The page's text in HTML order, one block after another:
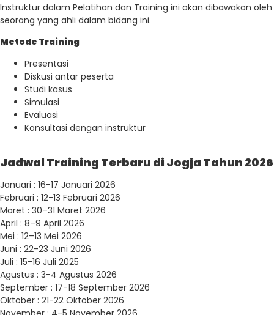
Instruktur dalam Pelatihan dan Training ini akan dibawakan oleh
seorang yang ahli dalam bidang ini.
Metode Training
Presentasi
Diskusi antar peserta
Studi kasus
Simulasi
Evaluasi
Konsultasi dengan instruktur
Jadwal Training Terbaru di Jogja Tahun 2026
Januari : 16-17 Januari 2026
Februari : 12-13 Februari 2026
Maret : 30–31 Maret 2026
April : 8–9 April 2026
Mei : 12–13 Mei 2026
Juni : 22-23 Juni 2026
Juli : 15-16 Juli 2025
Agustus : 3-4 Agustus 2026
September : 17-18 September 2026
Oktober : 21-22 Oktober 2026